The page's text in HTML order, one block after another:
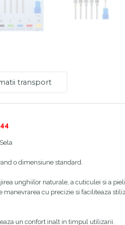
transport
, Sela
o dimensiune standard.
unghiilor naturale, a cuticulei si a
cu precizie si faciliteaza
un confort inalt in timpul utilizarii.